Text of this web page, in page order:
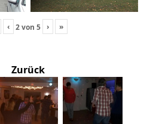
‹ 2von 5 › »
Zurück